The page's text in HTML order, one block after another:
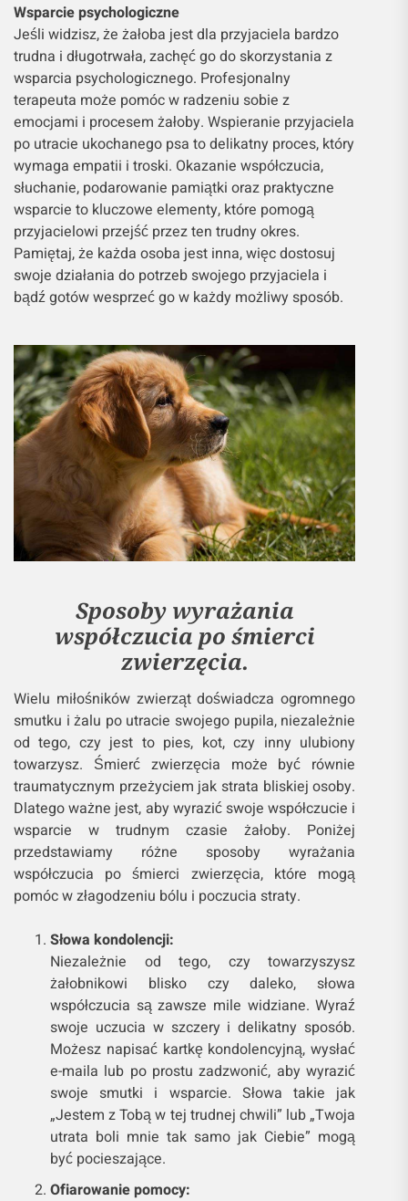
Wsparcie psychologiczne
Jeśli widzisz, że żałoba jest dla przyjaciela bardzo
trudna i długotrwała, zachęć go do skorzystania z
wsparcia psychologicznego. Profesjonalny
terapeuta może pomóc w radzeniu sobie z
emocjami i procesem żałoby. Wspieranie przyjaciela
po utracie ukochanego psa to delikatny proces, który
wymaga empatii i troski. Okazanie współczucia,
słuchanie, podarowanie pamiątki oraz praktyczne
wsparcie to kluczowe elementy, które pomogą
przyjacielowi przejść przez ten trudny okres.
Pamiętaj, że każda osoba jest inna, więc dostosuj
swoje działania do potrzeb swojego przyjaciela i
bądź gotów wesprzeć go w każdy możliwy sposób.
Sposoby wyrażania
współczucia po śmierci
zwierzęcia.
Wielu miłośników zwierząt doświadcza ogromnego
smutku i żalu po utracie swojego pupila, niezależnie
od tego, czy jest to pies, kot, czy inny ulubiony
towarzysz. Śmierć zwierzęcia może być równie
traumatycznym przeżyciem jak strata bliskiej osoby.
Dlatego ważne jest, aby wyrazić swoje współczucie i
wsparcie w trudnym czasie żałoby. Poniżej
przedstawiamy różne sposoby wyrażania
współczucia po śmierci zwierzęcia, które mogą
pomóc w złagodzeniu bólu i poczucia straty.
Słowa kondolencji:
Niezależnie od tego, czy towarzyszysz
żałobnikowi blisko czy daleko, słowa
współczucia są zawsze mile widziane. Wyraź
swoje uczucia w szczery i delikatny sposób.
Możesz napisać kartkę kondolencyjną, wysłać
e-maila lub po prostu zadzwonić, aby wyrazić
swoje smutki i wsparcie. Słowa takie jak
„Jestem z Tobą w tej trudnej chwili” lub „Twoja
utrata boli mnie tak samo jak Ciebie” mogą
być pocieszające.
Ofiarowanie pomocy: